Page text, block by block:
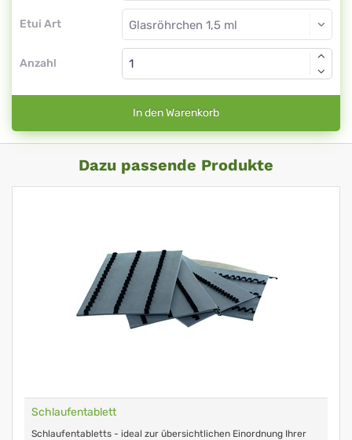
Etui Art
Anzahl
In den Warenkorb
Dazu passende Produkte
Schlaufentablett
Schlaufentabletts - ideal zur übersichtlichen Einordnung Ihrer